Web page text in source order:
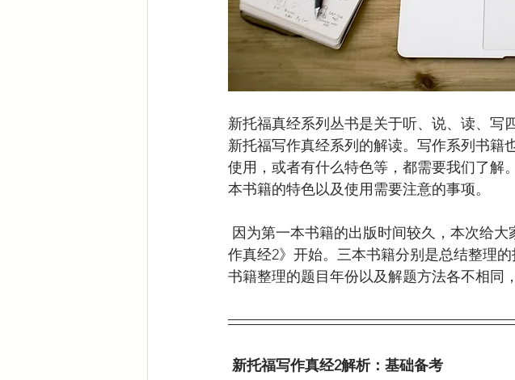
新托福真经系列丛书是关于听、说、读、写
新托福写作真经系列的解读。写作系列书籍
使用，或者有什么特色等，都需要我们了解
本书籍的特色以及使用需要注意的事项。
作真经2》开始。三本书籍分别是总结整理
书籍整理的题目年份以及解题方法各不相同
新托福写作真经2解析：基础备考